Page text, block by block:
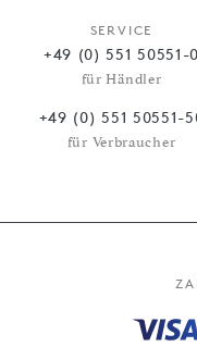
SERVICE
+49 (0) 551 50551-0
für Händler
+49 (0) 551 50551-
für Verbraucher